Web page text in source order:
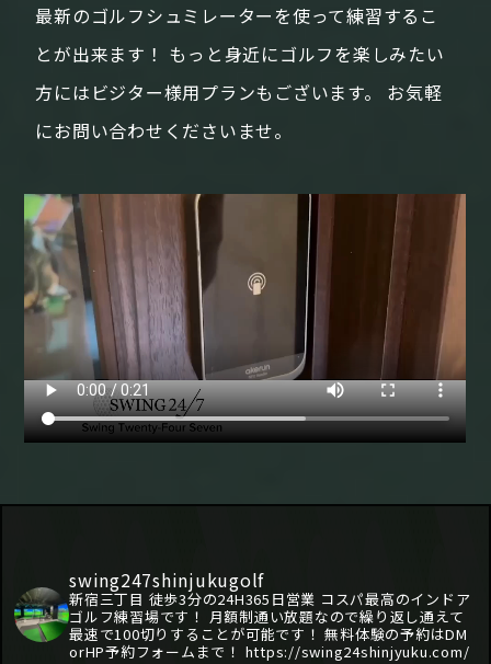
最新のゴルフシュミレーターを使って練習するこ
とが出来ます！ もっと身近にゴルフを楽しみたい
方にはビジター様用プランもございます。
お気軽
にお問い合わせくださいませ。
swing247shinjukugolf
新宿三丁目 徒歩3分の24H365日営業 コスパ最高のインドア
ゴルフ練習場です！ 月額制通い放題なので繰り返し通えて
最速で100切りすることが可能です！ 無料体験の予約はDM
orHP予約フォームまで！ https://swing24shinjyuku.com/